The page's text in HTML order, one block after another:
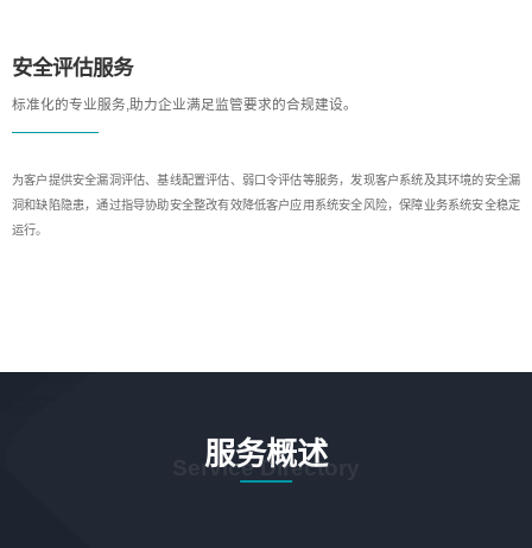
安全评估服务
标准化的专业服务,助力企业满足监管要求的合规建设。
为客户提供安全漏洞评估、基线配置评估、弱口令评估等服务，发现客户系统及其环境的安全漏
洞和缺陷隐患，通过指导协助安全整改有效降低客户应用系统安全风险，保障业务系统安全稳定
运行。
服务概述
Service Directory